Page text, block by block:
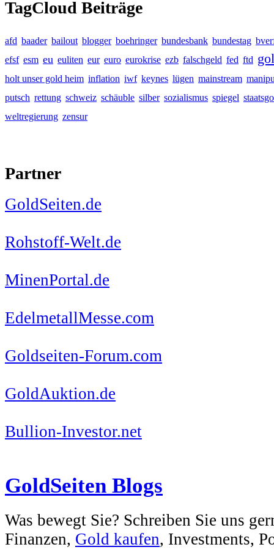
TagCloud Beiträge
afd baader bailout blogger boehringer bundesbank bundestag
efsf esm eu euliten eur euro eurokrise ezb falschgeld fed ftd
holt unser gold heim inflation iwf keynes lügen mainstream
putsch rettung schweiz schäuble silber sozialismus spiegel
weltregierung zensur
Partner
GoldSeiten.de
Rohstoff-Welt.de
MinenPortal.de
EdelmetallMesse.com
Goldseiten-Forum.com
GoldAuktion.de
Bullion-Investor.net
GoldSeiten Blogs
Was bewegt Sie? Schreiben Sie uns
Finanzen, Gold kaufen, Investments,